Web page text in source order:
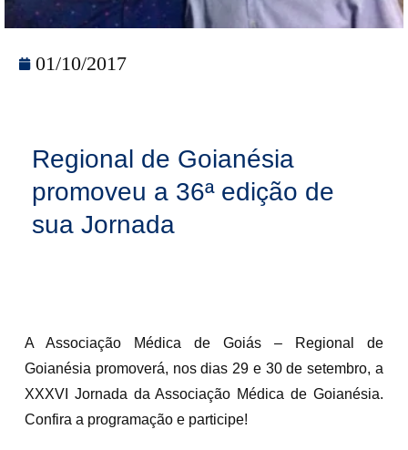
01/10/2017
Regional de Goianésia
promoveu a 36ª edição de
sua Jornada
A Associação Médica de Goiás – Regional de
Goianésia promoverá, nos dias 29 e 30 de setembro, a
XXXVI Jornada da Associação Médica de Goianésia.
Confira a programação e participe!